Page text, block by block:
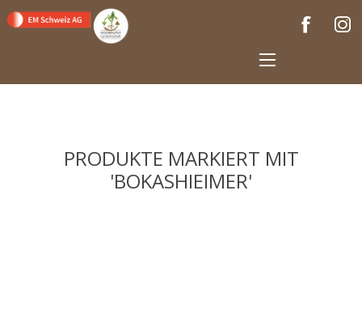
PRODUKTE MARKIERT MIT
'BOKASHIEIMER'